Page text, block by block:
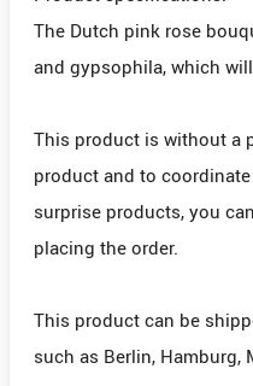
The Dutch pink rose
and gypsophila, which
This product is without a
product and to
surprise products, you
placing the order.
This product can be
such as Berlin, Hamburg,